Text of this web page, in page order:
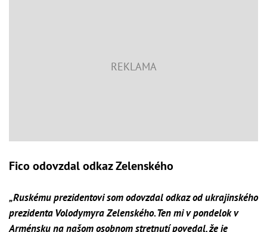
Fico odovzdal odkaz Zelenského
„Ruskému prezidentovi som odovzdal odkaz od ukrajinského
prezidenta Volodymyra Zelenského. Ten mi v pondelok v
Arménsku na našom osobnom stretnutí povedal, že je